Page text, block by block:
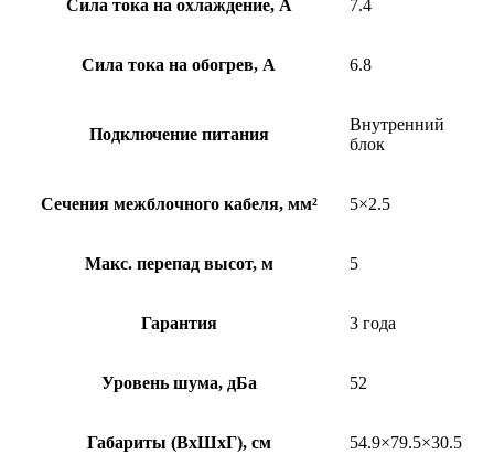
Сила тока на охлаждение, А 7.4
Сила тока на обогрев, А 6.8
Подключение питания
Внутренний
блок
Сечения межблочного кабеля, мм² 5×2.5
Макс. перепад высот, м 5
Гарантия 3 года
Уровень шума, дБа 52
Габариты (ВхШхГ), см 54.9×79.5×30.5